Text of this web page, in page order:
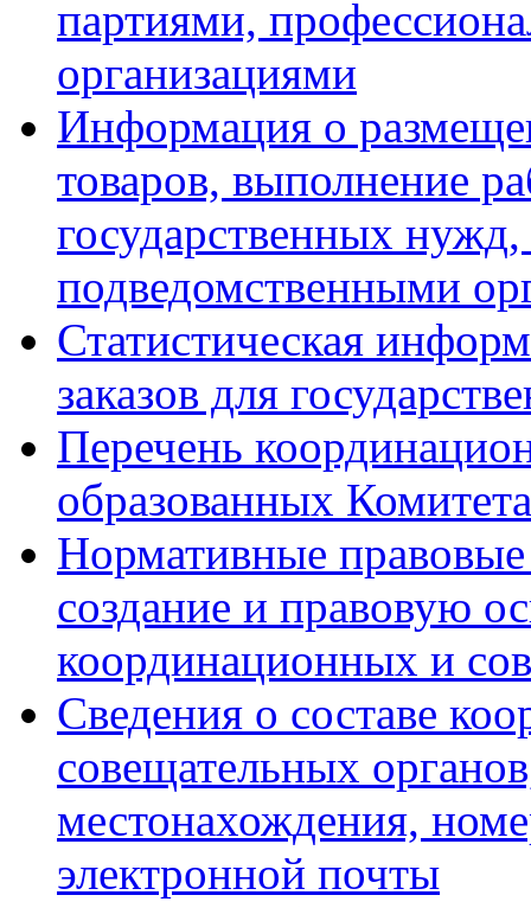
партиями,
организациями
Информация о
товаров, выполнение
государственных
подведомственными
Статистическая
заказов для
Перечень
образованных Комитета
Нормативные
создание и правовую
координационных и
Сведения о составе
совещательных
местонахождения,
электронной почты